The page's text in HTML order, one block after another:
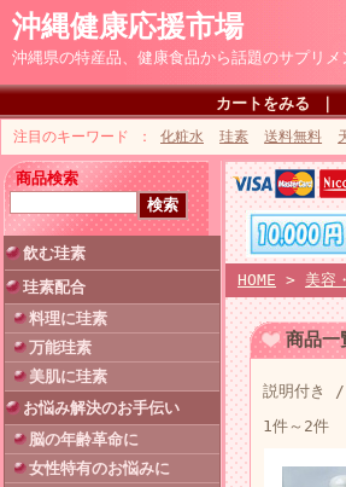
沖縄健康応援市場
沖縄県の特産品、健康食品から話題のサプリ
カートをみる
注目のキーワード 化粧水 珪素 送料無料
商品検索
飲む珪素
珪素配合
料理に珪素
万能珪素
美肌に珪素
お悩み解決のお手伝い
脳の年齢革命に
女性特有のお悩みに
HOME > 美容
商品一
説明付き /
1件～2件